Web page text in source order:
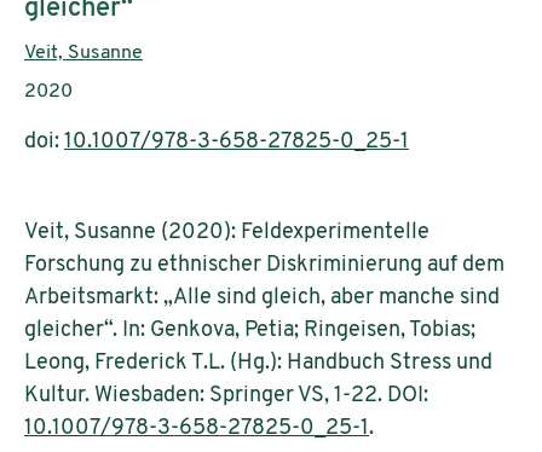
gleicher“
Authors:
Veit, Susanne
Publication year:
2020
doi: 10.1007/978-3-658-27825-0_25-1
Veit, Susanne (2020): Feldexperimentelle
Forschung zu ethnischer Diskriminierung auf dem
Arbeitsmarkt: „Alle sind gleich, aber manche sind
gleicher“. In: Genkova, Petia; Ringeisen, Tobias;
Leong, Frederick T.L. (Hg.): Handbuch Stress und
Kultur. Wiesbaden: Springer VS, 1-22. DOI:
10.1007/978-3-658-27825-0_25-1.